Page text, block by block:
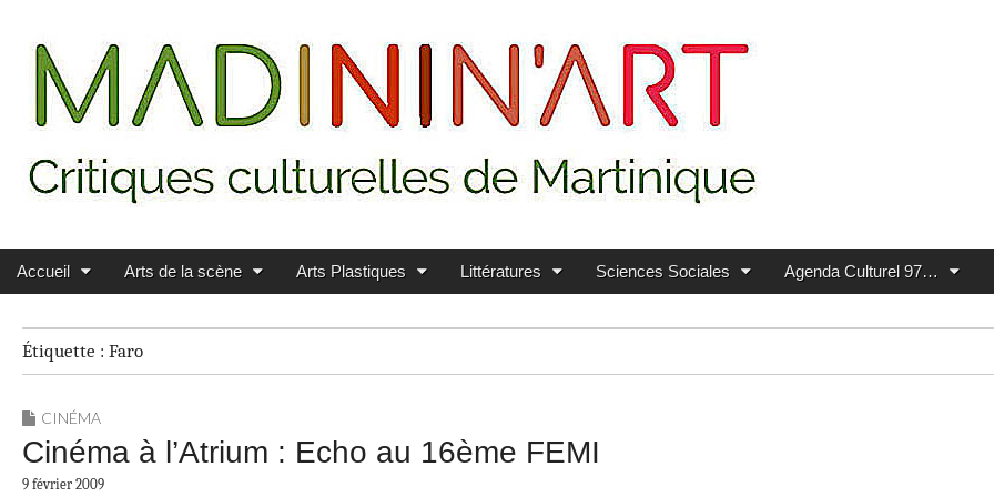
MADININ'ART
Main menu
Skip to content
Accueil Arts de la scène Arts Plastiques Littératures Sciences Sociales Agenda Culturel 97…
Étiquette : Faro
CINÉMA
Cinéma à l’Atrium : Echo au 16ème FEMI
9 février 2009